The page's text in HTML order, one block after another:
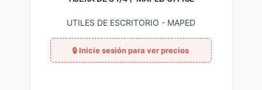
UTILES DE ESCRITORIO - MAPED